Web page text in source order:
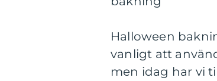
Halloween
vanligt att
men idag har vi